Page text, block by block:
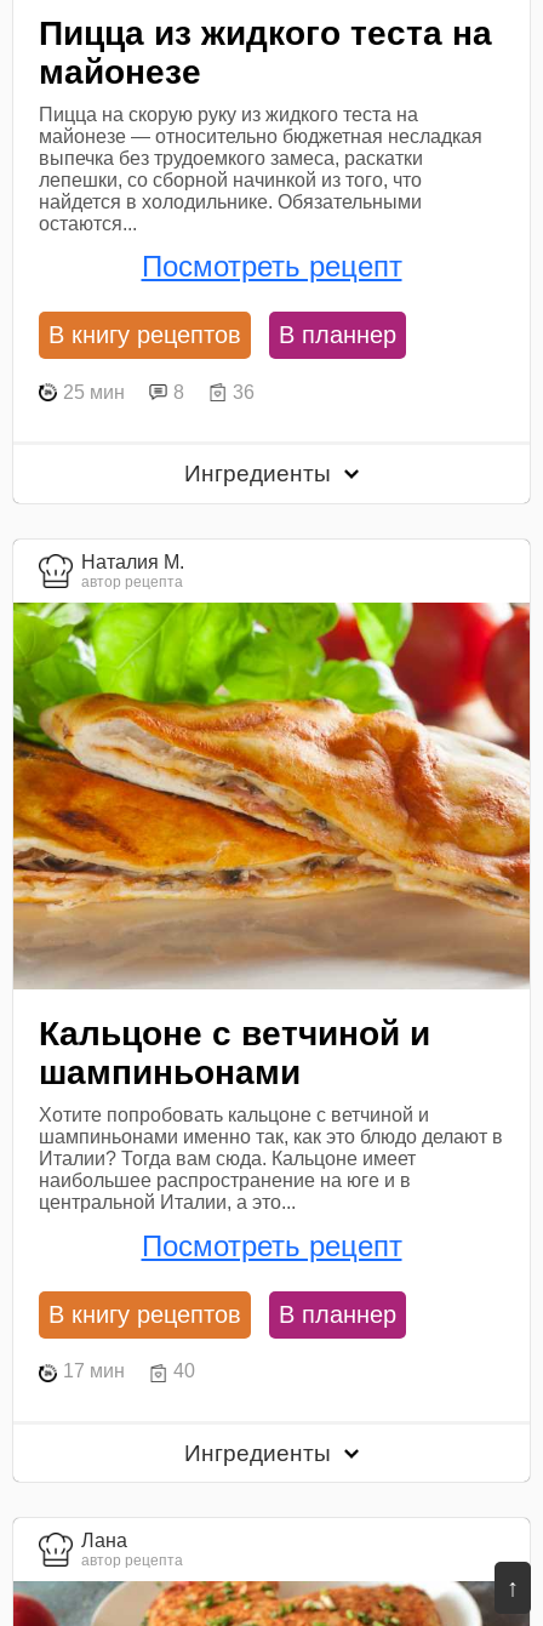
↑
Пицца из жидкого теста на
майонезе
Пицца на скорую руку из жидкого теста на
майонезе — относительно бюджетная несладкая
выпечка без трудоемкого замеса, раскатки
лепешки, со сборной начинкой из того, что
найдется в холодильнике. Обязательными
остаются...
Посмотреть рецепт
В книгу рецептов В планнер
25 мин 8 36
Ингредиенты
Наталия М.
автор рецепта
Кальцоне с ветчиной и
шампиньонами
Хотите попробовать кальцоне с ветчиной и
шампиньонами именно так, как это блюдо делают в
Италии? Тогда вам сюда. Кальцоне имеет
наибольшее распространение на юге и в
центральной Италии, а это...
Посмотреть рецепт
В книгу рецептов В планнер
17 мин 40
Ингредиенты
Лана
автор рецепта